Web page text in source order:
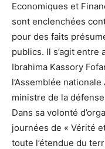
Economiques et
sont enclenchées
pour des faits
publics. Il s’agit entre
Ibrahima Kassory
l’Assemblée
ministre de la
Dans sa volonté
journées de « Vérité
toute l’étendue du